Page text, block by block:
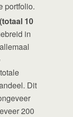
portfolio.
10
in
Dit
200